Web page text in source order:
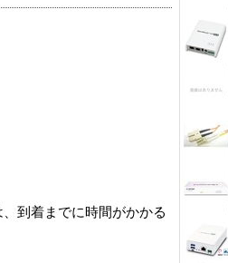
到着までに時間がかかる